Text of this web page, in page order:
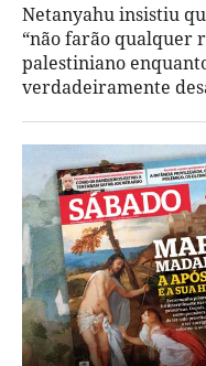
Netanyahu insistiu
“não farão
palestiniano
verdadeiramente